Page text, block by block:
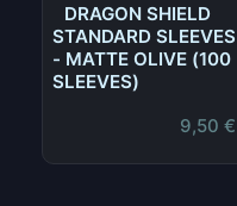
DRAGON SHIELD
STANDARD SLEEVES
- MATTE OLIVE (100
SLEEVES)
9,50 €